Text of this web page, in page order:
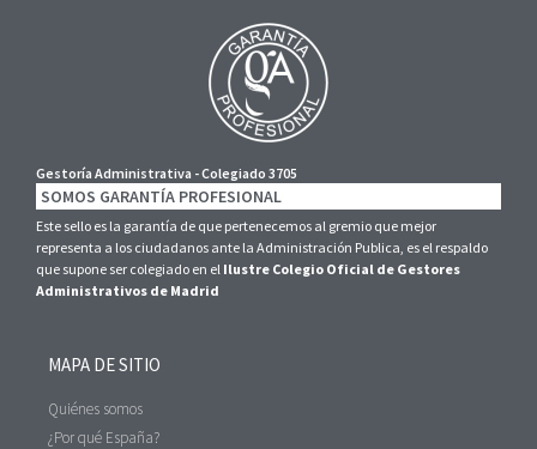
Gestoría Administrativa - Colegiado 3705
SOMOS GARANTÍA PROFESIONAL
Este sello es la garantía de que pertenecemos al gremio que mejor
representa a los ciudadanos ante la Administración Publica, es el respaldo
que supone ser colegiado en el Ilustre Colegio Oficial de Gestores
Administrativos de Madrid
MAPA DE SITIO
Quiénes somos
¿Por qué España?